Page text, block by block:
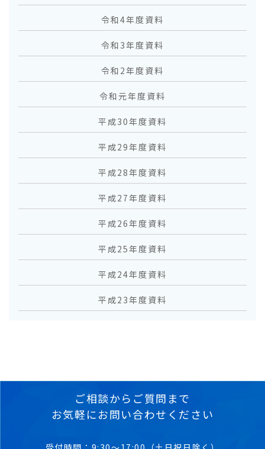
令和4年度資料
令和3年度資料
令和2年度資料
令和元年度資料
平成30年度資料
平成29年度資料
平成28年度資料
平成27年度資料
平成26年度資料
平成25年度資料
平成24年度資料
平成23年度資料
ご相談からご質問まで
お気軽にお問い合わせください